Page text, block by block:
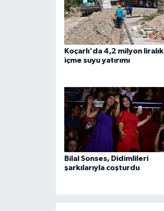
Koçarlı'da 4,2 milyon liralık
içme suyu yatırımı
Bilal Sonses, Didimlileri
şarkılarıyla coşturdu